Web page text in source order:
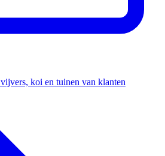
koi en tuinen van klanten